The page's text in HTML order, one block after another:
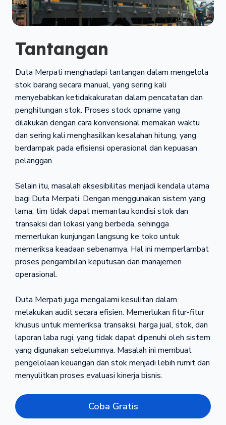
Tantangan
Duta Merpati menghadapi tantangan dalam mengelola
stok barang secara manual, yang sering kali
menyebabkan ketidakakuratan dalam pencatatan dan
penghitungan stok. Proses stock opname yang
dilakukan dengan cara konvensional memakan waktu
dan sering kali menghasilkan kesalahan hitung, yang
berdampak pada efisiensi operasional dan kepuasan
pelanggan.
Selain itu, masalah aksesibilitas menjadi kendala utama
bagi Duta Merpati. Dengan menggunakan sistem yang
lama, tim tidak dapat memantau kondisi stok dan
transaksi dari lokasi yang berbeda, sehingga
memerlukan kunjungan langsung ke toko untuk
memeriksa keadaan sebenarnya. Hal ini memperlambat
proses pengambilan keputusan dan manajemen
operasional.
Duta Merpati juga mengalami kesulitan dalam
melakukan audit secara efisien. Memerlukan fitur-fitur
khusus untuk memeriksa transaksi, harga jual, stok, dan
laporan laba rugi, yang tidak dapat dipenuhi oleh sistem
yang digunakan sebelumnya. Masalah ini membuat
pengelolaan keuangan dan stok menjadi lebih rumit dan
menyulitkan proses evaluasi kinerja bisnis.
Coba Gratis